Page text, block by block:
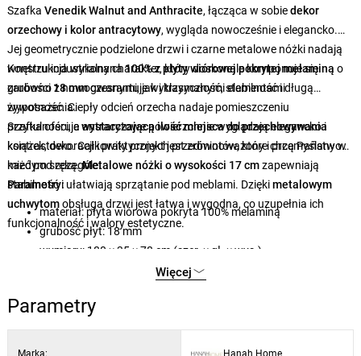
Szafka Venedik Walnut and Anthracite, łącząca w sobiedekor
orzechowy i kolor antracytowy, wygląda nowocześnie i elegancko.
Jej geometrycznie podzielone drzwi i czarne metalowe nóżki nadają
wnętrzu industrialny charakter, który doskonale komponuje się
zarówno z nowoczesnymi, jak i klasycznymi elementami
wyposażenia.
Konstrukcja wykonana100% z płyty wiórowej pokrytej melaminą o
grubości18 mmgwarantuje wytrzymałość, stabilność i długą
żywotność. Ciepły odcień orzecha nadaje pomieszczeniu
przytulności, a antracytowe powierzchnie wyglądają elegancko i
kontrastowo. Całkowity projekt jest zrównoważony i przemyślany w
każdym szczególe.
Szafka oferujewystarczającą ilość miejsca do przechowywania
książek, dekoracji i praktycznych przedmiotów, które chcą Państwo
mieć pod ręką.Metalowe nóżki o wysokości 17 cmzapewniają
stabilność i ułatwiają sprzątanie pod meblami. Dziękimetalowym
uchwytomobsługa drzwi jest łatwa i wygodna, co uzupełnia ich
funkcjonalność i walory estetyczne.
Parametry:
materiał: płyta wiórowa pokryta 100% melaminą
grubość płyt: 18 mm
wymiary: 180 × 35 × 78 cm (szer. × gł. × wys.)
wysokość metalowych nóg: 17 cm
Więcej
Parametry
Marka: Hanah Home